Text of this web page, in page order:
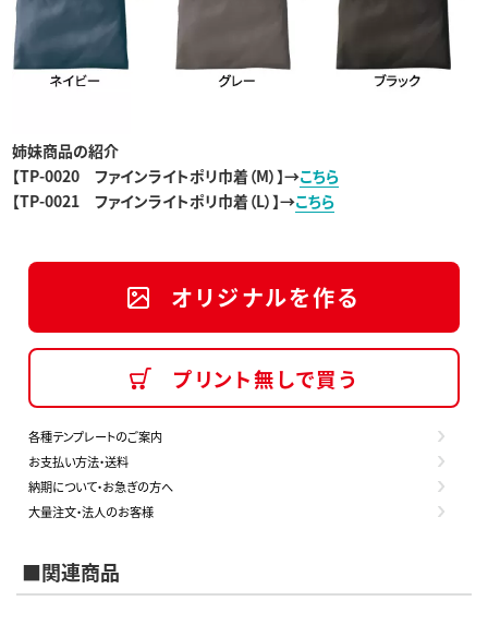
姉妹商品の紹介
【TP-0020 ファインライトポリ巾着（M）】→こちら
【TP-0021 ファインライトポリ巾着（L）】→こちら
オリジナルを作る
プリント無しで買う
各種テンプレートのご案内
お支払い方法・送料
納期について・お急ぎの方へ
大量注文・法人のお客様
■関連商品